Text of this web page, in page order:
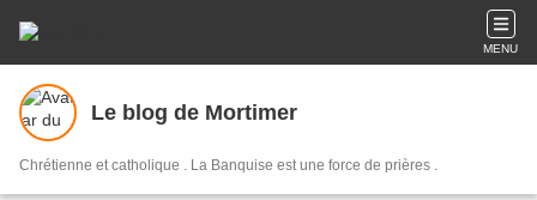
MENU
Le blog de Mortimer
Chrétienne et catholique . La Banquise est une force de prières .